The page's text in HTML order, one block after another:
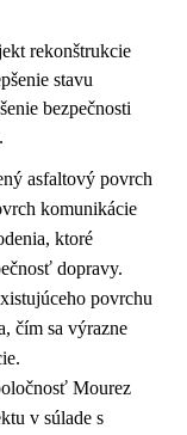
rekonštrukcie
stavu
bezpečnosti
asfaltový povrch
komunikácie
ktoré
dopravy.
povrchu
čím sa výrazne
Mourez
v súlade s